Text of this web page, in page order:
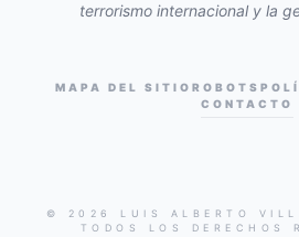
terrorismo internacional y la
MAPA DEL SITIO ROBOTS
CONTACTO
© 2026 LUIS ALBERTO
TODOS LOS DERECHOS